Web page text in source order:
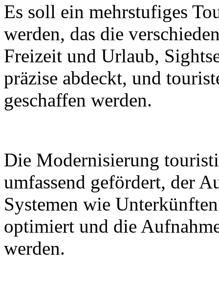
Es soll ein mehrstufiges
werden, das die
Freizeit und Urlaub,
präzise abdeckt, und
geschaffen werden.
Die Modernisierung
umfassend gefördert, der
Systemen wie
optimiert und die
werden.